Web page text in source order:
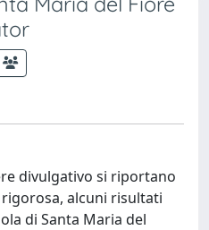
divulgativo si riportano
alcuni risultati
di Santa Maria del